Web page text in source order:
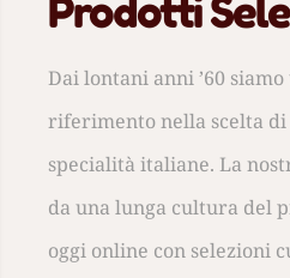
Prodotti
Dai lontani anni ’60
riferimento nella scelta
specialità italiane. La
da una lunga cultura del
oggi online con selezioni